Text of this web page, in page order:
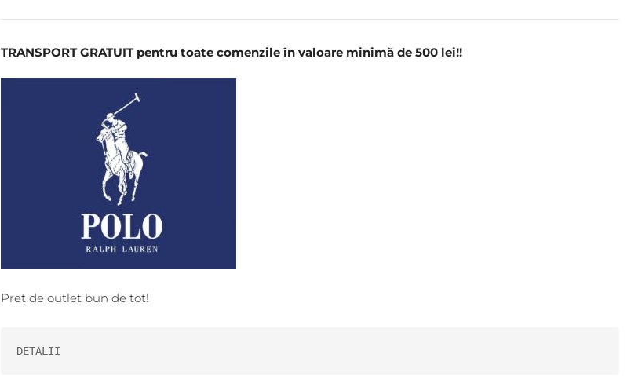
TRANSPORT GRATUIT pentru toate comenzile în valoare minimă de 500 lei!!
Preț de outlet bun de tot!
DETALII